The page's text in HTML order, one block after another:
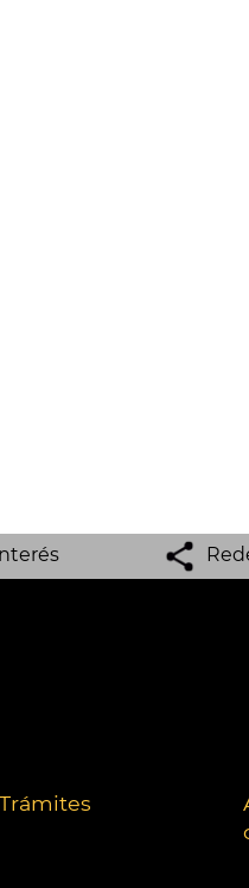
Trámites